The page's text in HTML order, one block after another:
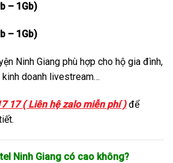
– 1Gb)
– 1Gb)
Ninh Giang phù hợp cho hộ gia đình,
kinh doanh livestream…
17 ( Liên hệ zalo miễn phí ) để
Ninh Giang có cao không?